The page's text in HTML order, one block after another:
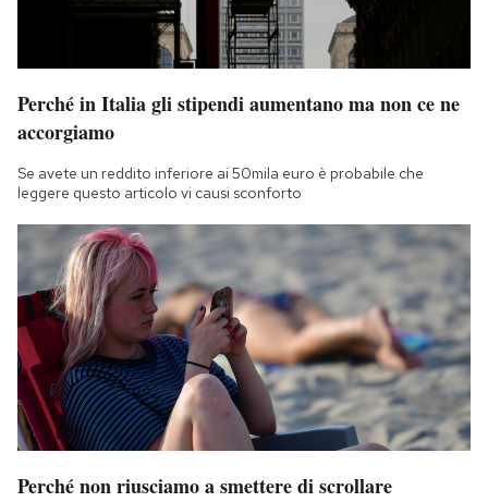
Perché in Italia gli stipendi aumentano ma non ce ne
accorgiamo
Se avete un reddito inferiore ai 50mila euro è probabile che
leggere questo articolo vi causi sconforto
Perché non riusciamo a smettere di scrollare